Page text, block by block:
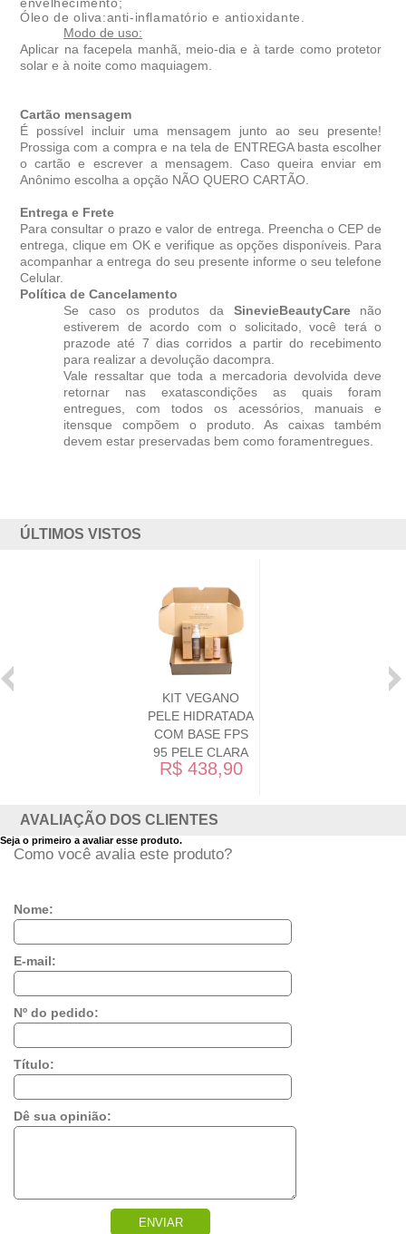
Óleo de oliva:anti-inflamatório e antioxidante.
Modo de uso:
Aplicar na facepela manhã, meio-dia e à tarde como protetor
solar e à noite como maquiagem.
Cartão mensagem
É possível incluir uma mensagem junto ao seu presente!
Prossiga com a compra e na tela de ENTREGA basta escolher
o cartão e escrever a mensagem. Caso queira enviar em
Anônimo escolha a opção NÃO QUERO CARTÃO.
Entrega e Frete
Para consultar o prazo e valor de entrega. Preencha o CEP de
entrega, clique em OK e verifique as opções disponíveis. Para
acompanhar a entrega do seu presente informe o seu telefone
Celular.
Política de Cancelamento
Se caso os produtos da SinevieBeautyCarenão
estiverem de acordo com o solicitado, você terá o
prazode até 7 dias corridos a partir do recebimento
para realizar a devolução dacompra.
Vale ressaltar que toda a mercadoria devolvida deve
retornar nas exatascondições as quais foram
entregues, com todos os acessórios, manuais e
itensque compõem o produto. As caixas também
devem estar preservadas bem como foramentregues.
ÚLTIMOS VISTOS
KIT VEGANO
PELE HIDRATADA
COM BASE FPS
95 PELE CLARA
R$ 438,90
AVALIAÇÃO DOS CLIENTES
Seja o primeiro a avaliar esse produto.
Como você avalia este produto?
Nome:
E-mail:
Nº do pedido:
Título:
Dê sua opinião:
ENVIAR